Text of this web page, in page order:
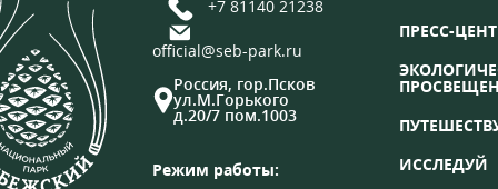
+7 81140 21238
official@seb-park.ru
Россия, гор.Псков
ул.М.Горького
д.20/7 пом.1003
Режим работы:
ПРЕСС-
ИССЛЕДУЙ